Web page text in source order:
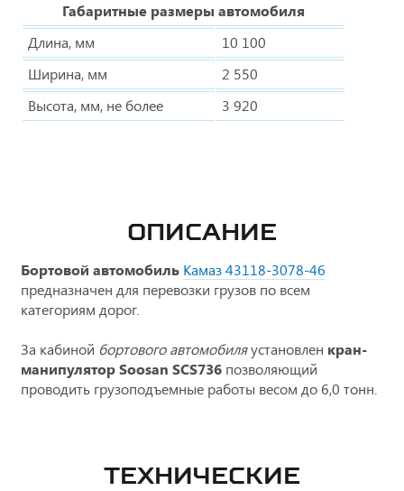
Габаритные размеры автомобиля
Длина, мм
10 100
Ширина, мм
2 550
Высота, мм, не более
3 920
ОПИСАНИЕ
Бортовой автомобиль Камаз 43118-3078-46
предназначен для перевозки грузов по всем
категориям дорог.
За кабиной бортового автомобиляустановлен кран-
манипулятор Soosan SCS736 позволяющий
проводить грузоподъемные работы весом до 6,0 тонн.
ТЕХНИЧЕСКИЕ